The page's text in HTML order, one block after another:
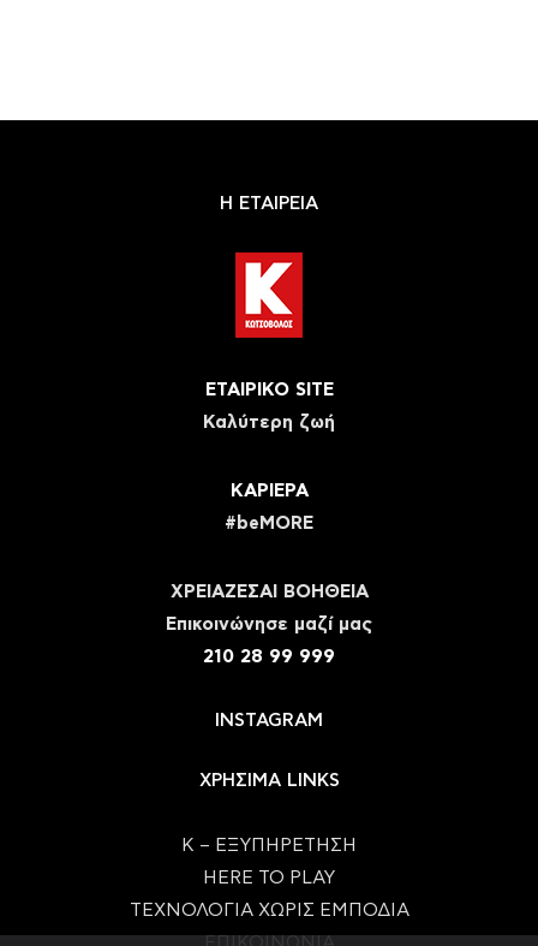
Η ΕΤΑΙΡΕΙΑ
ΕΤΑΙΡΙΚΟ SITE
Καλύτερη ζωή
ΚΑΡΙΕΡΑ
#beMORE
ΧΡΕΙΑΖΕΣΑΙ ΒΟΗΘΕΙΑ
Eπικοινώνησε μαζί μας
210 28 99 999
INSTAGRAM
ΧΡΗΣΙΜΑ LINKS
Κ – ΕΞΥΠΗΡΕΤΗΣΗ
HERE TO PLAY
ΤΕΧΝΟΛΟΓΙΑ ΧΩΡΙΣ ΕΜΠΟΔΙΑ